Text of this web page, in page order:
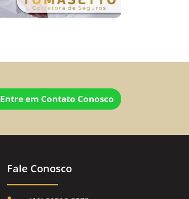
Entre em Contato Conosco
Fale Conosco